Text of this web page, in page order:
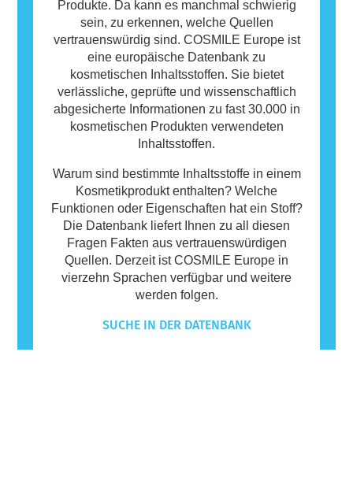
Produkte. Da kann es manchmal schwierig
sein, zu erkennen, welche Quellen
vertrauenswürdig sind. COSMILE Europe ist
eine europäische Datenbank zu
kosmetischen Inhaltsstoffen. Sie bietet
verlässliche, geprüfte und wissenschaftlich
abgesicherte Informationen zu fast 30.000 in
kosmetischen Produkten verwendeten
Inhaltsstoffen.
Warum sind bestimmte Inhaltsstoffe in einem
Kosmetikprodukt enthalten? Welche
Funktionen oder Eigenschaften hat ein Stoff?
Die Datenbank liefert Ihnen zu all diesen
Fragen Fakten aus vertrauenswürdigen
Quellen. Derzeit ist COSMILE Europe in
vierzehn Sprachen verfügbar und weitere
werden folgen.
SUCHE IN DER DATENBANK